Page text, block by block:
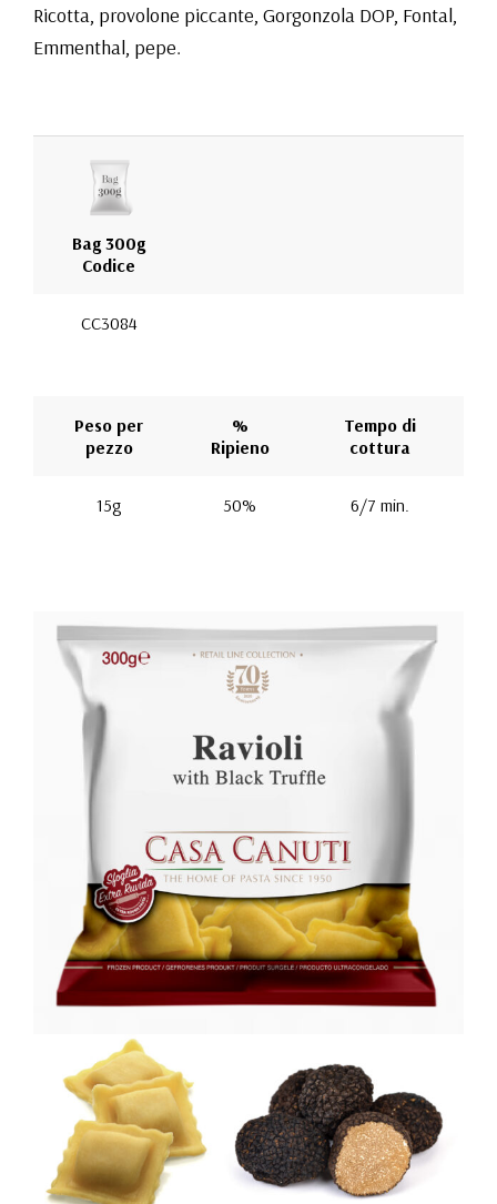
Ricotta, provolone piccante, Gorgonzola DOP, Fontal,
Emmenthal, pepe.
Bag 300g
Codice
CC3084
Peso per
pezzo
%
Ripieno
Tempo di
cottura
15g 50% 6/7 min.